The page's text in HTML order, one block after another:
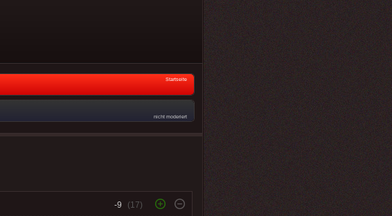
Startseite
nicht moderiert
-9 (17)